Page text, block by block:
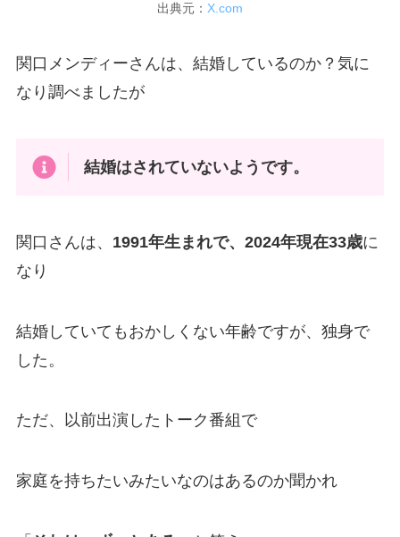
出典元： X.com
関口メンディーさんは、結婚しているのか？気に
なり調べましたが
結婚はされていないようです。
関口さんは、 1991年生まれで、2024年現在33歳に
なり
結婚していてもおかしくない年齢ですが、独身で
した。
ただ、以前出演したトーク番組で
家庭を持ちたいみたいなのはあるのか聞かれ